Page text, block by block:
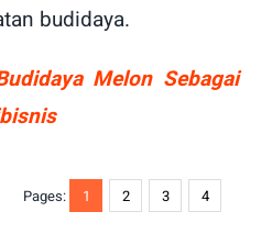
budidaya.
Melon Sebagai
Pages: 1 2 3 4